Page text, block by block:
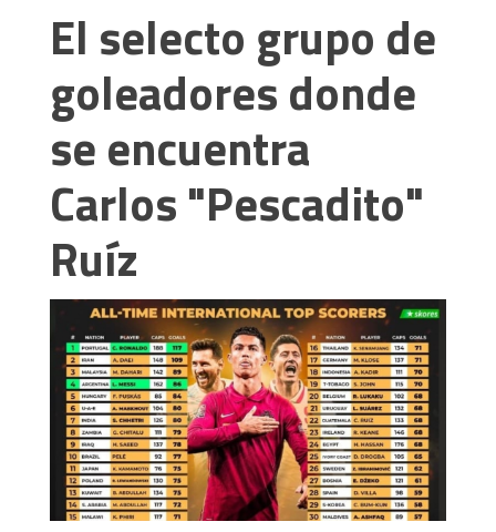
El selecto grupo de
goleadores donde
se encuentra
Carlos "Pescadito"
Ruíz